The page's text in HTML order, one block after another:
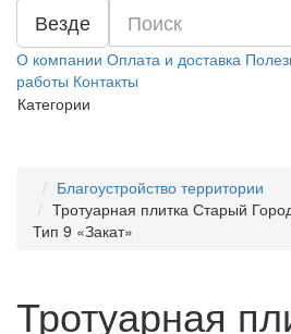
Везде
О компании Оплата и доставка
работы Контакты
Категории
Благоустройство территории
Тротуарная плитка Старый
Тип 9 «Закат»
Тротуарная